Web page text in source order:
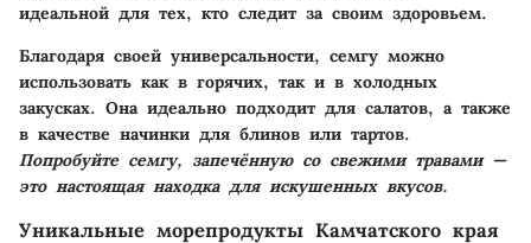
идеальной для тех, кто следит за своим здоровьем.
Благодаря своей универсальности, семгу можно
использовать как в горячих, так и в холодных
закусках. Она идеально подходит для салатов, а также
в качестве начинки для блинов или тартов.
Попробуйте семгу, запечённую со свежими травами —
это настоящая находка для искушенных вкусов.
Уникальные морепродукты Камчатского края